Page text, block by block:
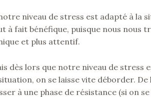
niveau de stress est adapté à la
à fait bénéfique, puisque nous nous
et plus attentif.
dès lors que notre niveau de stress
on se laisse vite déborder. De
à une phase de résistance (si on